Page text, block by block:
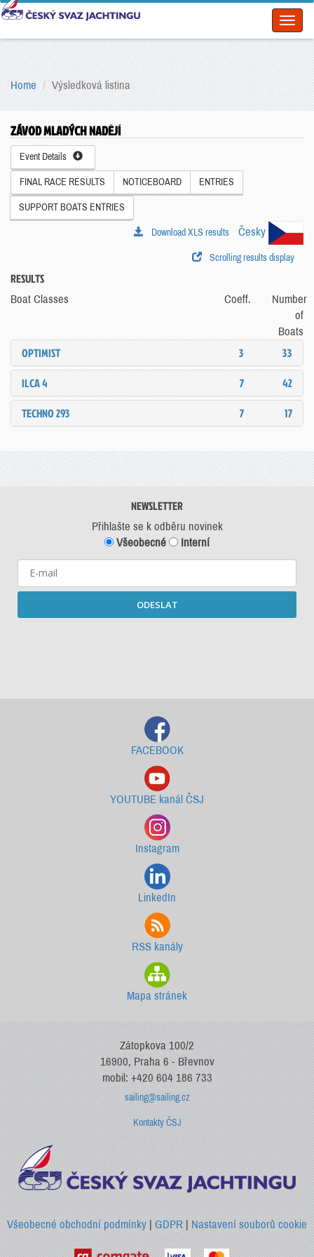
Home Výsledková listina
ZÁVOD MLADÝCH NADĚJÍ
Event Details
FINAL RACE RESULTS NOTICEBOARD ENTRIES
SUPPORT BOATS ENTRIES
Česky
Download XLS results
Scrolling results display
RESULTS
Boat Classes Coeff.
Number
of
Boats
OPTIMIST 3
33
ILCA 4
7
42
TECHNO 293
7 17
NEWSLETTER
Přihlašte se k odběru novinek
Všeobecné
Interní
ODESLAT
FACEBOOK
YOUTUBE kanál ČSJ
Instagram
LinkedIn
RSS kanály
Mapa stránek
Zátopkova 100/2
16900, Praha 6 - Břevnov
mobil: +420 604 186 733
sailing@sailing.cz
Kontakty ČSJ
Všeobecné obchodní podmínky |GDPR |Nastavení souborů cookie